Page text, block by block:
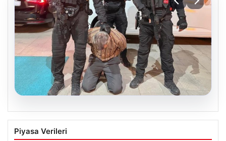
FETÖ’nün Marmaris suikast timindeki
teröristin ifadesi ortaya çıktı. Gizli
Piyasa Verileri